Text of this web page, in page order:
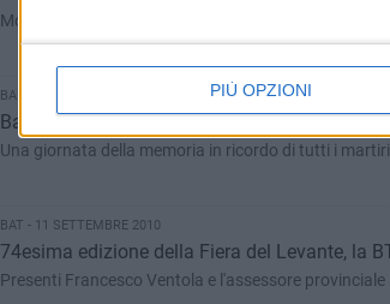
PIÙ OPZIONI
Momenti di integrazione e festività
BARLETTA - 14 SETTEMBRE 2010
Barletta giovedì 16 settembre: crollo di via
Una giornata della memoria in ricordo di tutti i
BAT - 11 SETTEMBRE 2010
74esima edizione della Fiera del Levante, la
Presenti Francesco Ventola e l'assessore